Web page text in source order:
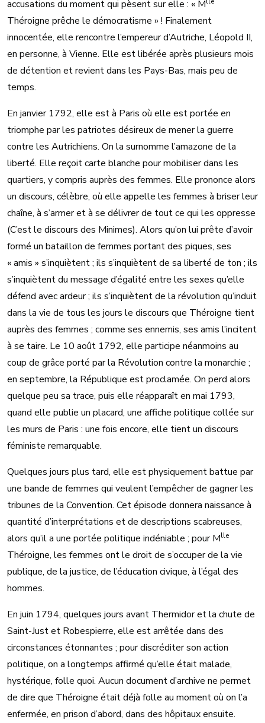
accusations du moment qui pèsent sur elle : « M
Théroigne prêche le démocratisme » ! Finalement
innocentée, elle rencontre l’empereur d’Autriche, Léopold II,
en personne, à Vienne. Elle est libérée après plusieurs mois
de détention et revient dans les Pays-Bas, mais peu de
temps.
En janvier 1792, elle est à Paris où elle est portée en
triomphe par les patriotes désireux de mener la guerre
contre les Autrichiens. On la surnomme l’amazone de la
liberté. Elle reçoit carte blanche pour mobiliser dans les
quartiers, y compris auprès des femmes. Elle prononce alors
un discours, célèbre, où elle appelle les femmes à briser leur
chaîne, à s’armer et à se délivrer de tout ce qui les oppresse
(C’est le discours des Minimes). Alors qu’on lui prête d’avoir
formé un bataillon de femmes portant des piques, ses
« amis » s’inquiètent ; ils s’inquiètent de sa liberté de ton ; ils
s’inquiètent du message d’égalité entre les sexes qu’elle
défend avec ardeur ; ils s’inquiètent de la révolution qu’induit
dans la vie de tous les jours le discours que Théroigne tient
auprès des femmes ; comme ses ennemis, ses amis l’incitent
à se taire. Le 10 août 1792, elle participe néanmoins au
coup de grâce porté par la Révolution contre la monarchie ;
en septembre, la République est proclamée. On perd alors
quelque peu sa trace, puis elle réapparaît en mai 1793,
quand elle publie un placard, une affiche politique collée sur
les murs de Paris : une fois encore, elle tient un discours
féministe remarquable.
Quelques jours plus tard, elle est physiquement battue par
une bande de femmes qui veulent l’empêcher de gagner les
tribunes de la Convention. Cet épisode donnera naissance à
quantité d’interprétations et de descriptions scabreuses,
alors qu’il a une portée politique indéniable ; pour Mlle
Théroigne, les femmes ont le droit de s’occuper de la vie
publique, de la justice, de l’éducation civique, à l’égal des
hommes.
En juin 1794, quelques jours avant Thermidor et la chute de
Saint-Just et Robespierre, elle est arrêtée dans des
circonstances étonnantes ; pour discréditer son action
politique, on a longtemps affirmé qu’elle était malade,
hystérique, folle quoi. Aucun document d’archive ne permet
de dire que Théroigne était déjà folle au moment où on l’a
enfermée, en prison d’abord, dans des hôpitaux ensuite.